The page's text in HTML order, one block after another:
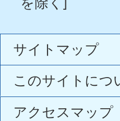
サイトマップ
このサイトにつ
アクセスマップ